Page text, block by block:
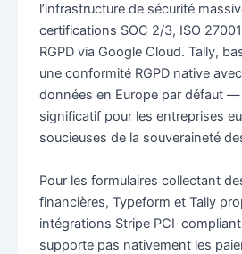
l’infrastructure de sécurité
certifications SOC 2/3, ISO
RGPD via Google Cloud. Tally,
une conformité RGPD native
données en Europe par défaut
significatif pour les entreprises
soucieuses de la souveraineté
Pour les formulaires collectant
financières, Typeform et Tally
intégrations Stripe PCI-
supporte pas nativement les